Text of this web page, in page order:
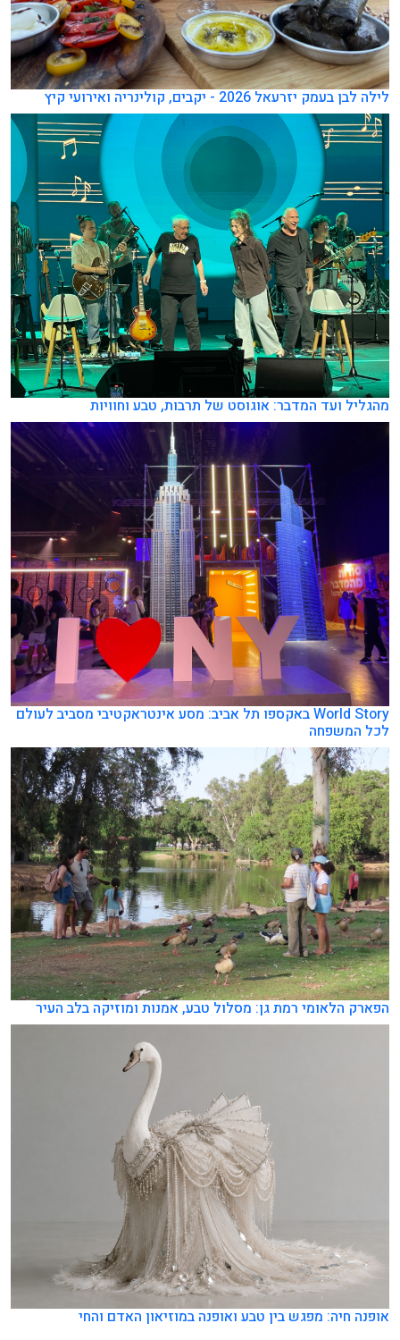
לילה לבן בעמק יזרעאל 2026 - יקבים, קולינריה ואירועי קיץ
מהגליל ועד המדבר: אוגוסט של תרבות, טבע וחוויות
World Story באקספו תל אביב: מסע אינטראקטיבי מסביב לעולם
לכל המשפחה
הפארק הלאומי רמת גן: מסלול טבע, אמנות ומוזיקה בלב העיר
אופנה חיה: מפגש בין טבע ואופנה במוזיאון האדם והחי